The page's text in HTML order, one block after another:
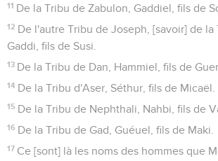
11 De la Tribu de Zabulon, Gaddiel, fils de
12 De l'autre Tribu de Joseph, [savoir] de la
Gaddi, fils de Susi.
13 De la Tribu de Dan, Hammiel, fils de
14 De la Tribu d'Aser, Séthur, fils de Micaël.
15 De la Tribu de Nephthali, Nahbi, fils de
16 De la Tribu de Gad, Guéuel, fils de Maki.
17 Ce [sont] là les noms des hommes que